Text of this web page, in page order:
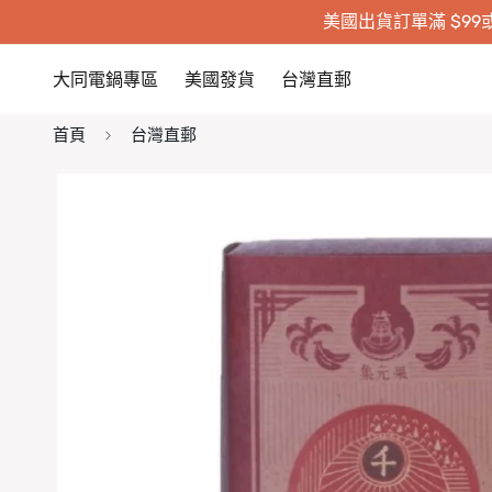
美國出貨訂單滿 $99
大同電鍋專區 美國發貨 台灣直郵
首頁 台灣直郵